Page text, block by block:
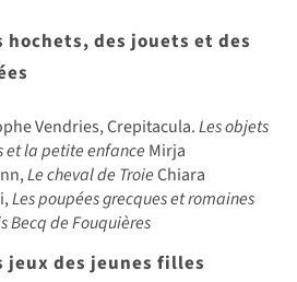
hochets, des jouets et des
es
Vendries, Crepitacula.Les objets
et la petite enfance Mirja
Le cheval de TroieChiara
Les poupées grecques et romaines
Becq de Fouquières
jeux des jeunes filles